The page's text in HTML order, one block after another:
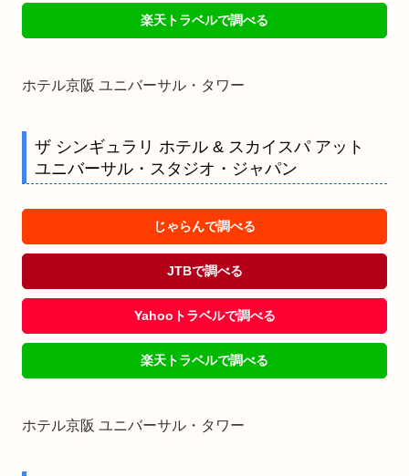
楽天トラベルで調べる
ホテル京阪 ユニバーサル・タワー
ザ シンギュラリ ホテル & スカイスパ アット
ユニバーサル・スタジオ・ジャパン
じゃらんで調べる
JTBで調べる
Yahooトラベルで調べる
楽天トラベルで調べる
ホテル京阪 ユニバーサル・タワー